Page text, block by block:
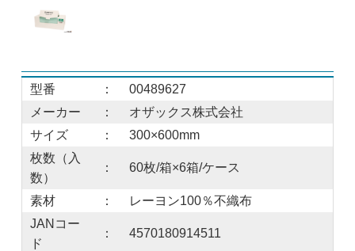
型番 ：
00489627
メーカー
：
オザックス株式会社
サイズ
：
300×600mm
枚数（入
数）
： 60枚/箱×6箱/ケース
素材 ：
レーヨン100％不織布
JANコー
ド
： 4570180914511